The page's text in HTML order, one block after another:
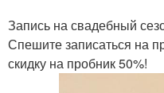
Запись на свадебный
Спешите записаться на
скидку на пробник 50%!